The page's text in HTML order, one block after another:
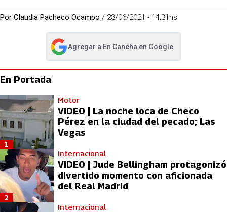
Por Claudia Pacheco Ocampo / 23/06/2021 - 14:31hs
Agregar a En Cancha en Google
abre en nueva pestaña
En Portada
Motor
VIDEO | La noche loca de Checo
Pérez en la ciudad del pecado; Las
Vegas
1
Internacional
VIDEO | Jude Bellingham protagonizó
divertido momento con aficionada
del Real Madrid
2
Internacional